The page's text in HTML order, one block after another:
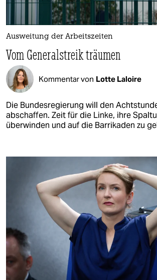
Ausweitung der Arbeitszeiten
Vom Generalstreik träumen
Kommentar von Lotte Laloire
Die Bundesregierung will den
abschaffen. Zeit für die Linke, ihre
überwinden und auf die Barrikaden zu